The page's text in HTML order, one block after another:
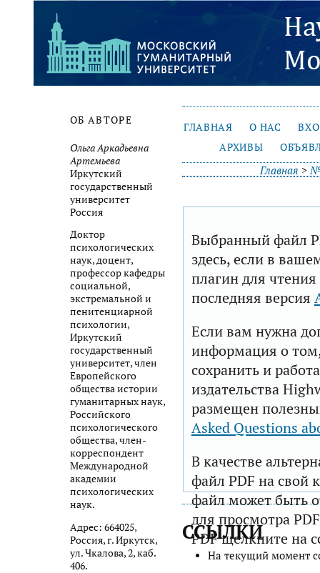
ОБ АВТОРЕ
Ольга Аркадьевна
Артемьева
Иркутский
государственный
университет
Россия
Доктор
психологических
наук, доцент,
профессор кафедры
социальной,
экстремальной и
пенитенциарной
психологии,
Иркутский
государственный
университет, член
Европейского
общества истории
гуманитарных наук,
Российского
психологического
общества, член-
корреспондент
Международной
академии
психологических
наук.
Адрес: 664025,
Россия, г. Иркутск,
ул. Чкалова, 2, каб.
406.
ГЛАВНАЯ О НАС
АРХИВЫ
Главная >№
Выбранный файл
здесь, если в
плагин для
последняя версия
Если вам нужна
информация о том,
сохранить и
издательства
размещен
Asked Questions
В качестве
файл PDF на свой
файл может быть
для просмотра
PDF щелкните на
ССЫЛКИ
На текущий момент